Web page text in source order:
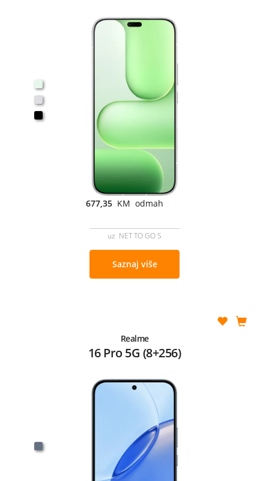
677,35 KM odmah
uz NET TO GO S
Saznaj više
Realme
16 Pro 5G (8+256)